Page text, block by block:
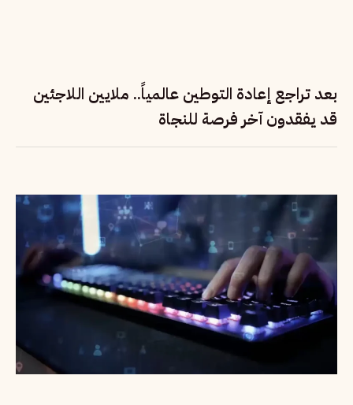
بعد تراجع إعادة التوطين عالمياً.. ملايين اللاجئين
قد يفقدون آخر فرصة للنجاة